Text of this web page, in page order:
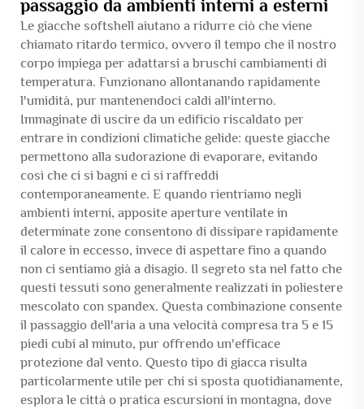
passaggio da ambienti interni a esterni
Le giacche softshell aiutano a ridurre ciò che viene
chiamato ritardo termico, ovvero il tempo che il nostro
corpo impiega per adattarsi a bruschi cambiamenti di
temperatura. Funzionano allontanando rapidamente
l'umidità, pur mantenendoci caldi all'interno.
Immaginate di uscire da un edificio riscaldato per
entrare in condizioni climatiche gelide: queste giacche
permettono alla sudorazione di evaporare, evitando
così che ci si bagni e ci si raffreddi
contemporaneamente. E quando rientriamo negli
ambienti interni, apposite aperture ventilate in
determinate zone consentono di dissipare rapidamente
il calore in eccesso, invece di aspettare fino a quando
non ci sentiamo già a disagio. Il segreto sta nel fatto che
questi tessuti sono generalmente realizzati in poliestere
mescolato con spandex. Questa combinazione consente
il passaggio dell'aria a una velocità compresa tra 5 e 15
piedi cubi al minuto, pur offrendo un'efficace
protezione dal vento. Questo tipo di giacca risulta
particolarmente utile per chi si sposta quotidianamente,
esplora le città o pratica escursioni in montagna, dove